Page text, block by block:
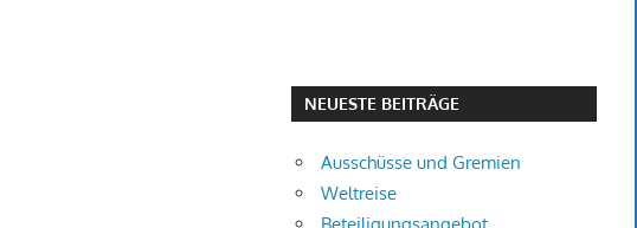
NEUESTE BEITRÄGE
Ausschüsse und Gremien
Weltreise